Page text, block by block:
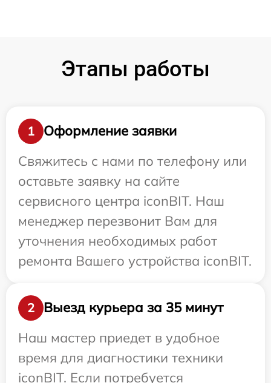
Этапы работы
1
Оформление заявки
Свяжитесь с нами по телефону или
оставьте заявку на сайте
сервисного центра iconBIT. Наш
менеджер перезвонит Вам для
уточнения необходимых работ
ремонта Вашего устройства iconBIT.
2
Выезд курьера за 35 минут
Наш мастер приедет в удобное
время для диагностики техники
iconBIT. Если потребуется